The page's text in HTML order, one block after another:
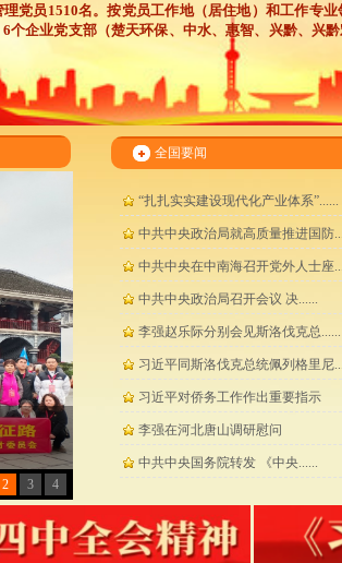
党员 1510名。按党员工作地（居住地）和工作专业
6个企业党支部（楚天环保、中水、惠智、 兴黔、 兴
时政要闻
全国要闻
“扎扎实实建设现代化产业体系”......
中共中央政治局就高质量推进国防
中共中央在中南海召开党外人士座
​中共中央政治局召开会议 决......
​李强赵乐际分别会见斯洛伐克总......
习近平同斯洛伐克总统佩列格里尼
习近平对侨务工作作出重要指示
李强在河北唐山调研慰问
​中共中央国务院转发 《中央......